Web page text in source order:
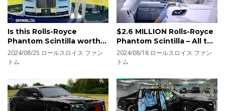
Is this Rolls-Royce
Phantom Scintilla worth
millions?
2024/08/25 ロールスロイス ファン
トム
$2.6 MILLION Rolls-Royce
Phantom Scintilla – All the
Details You Need to
Know!
2024/08/18 ロールスロイス ファン
トム